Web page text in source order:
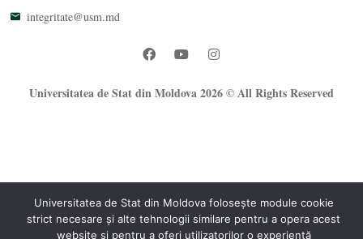
integritate@usm.md
Universitatea de Stat din Moldova 2026 © All Rights Reserved
Universitatea de Stat din Moldova folosește module cookie
strict necesare și alte tehnologii similare pentru a opera acest
website și pentru a oferi utilizatorilor o experiență